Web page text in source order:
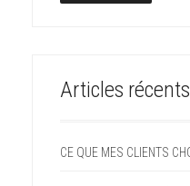
Articles récents